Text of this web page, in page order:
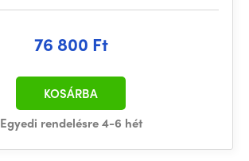
76 800 Ft
Egyedi rendelésre 4-6 hét
KOSÁRBA